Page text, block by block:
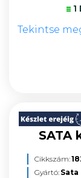
1
Tekintse
SATA
Cikkszám:
Gyártó: Sata